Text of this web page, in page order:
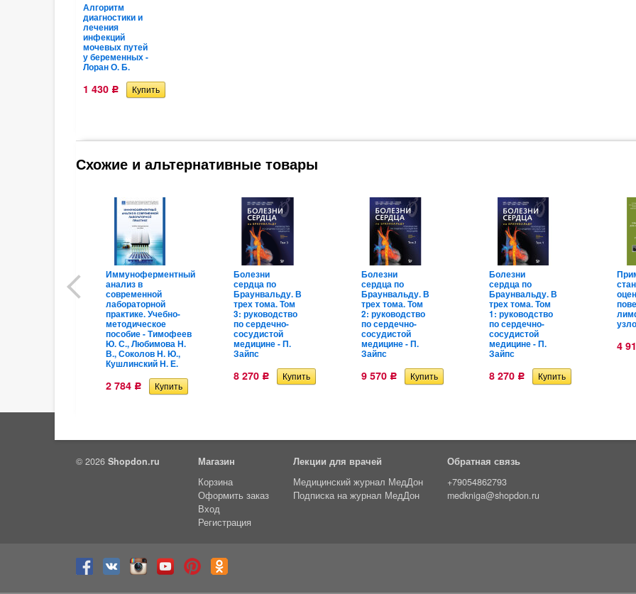
Алгоритм
диагностики и
лечения
инфекций
мочевых путей
у беременных -
Лоран О. Б.
1 430 Р
Схожие и альтернативные товары
Иммуноферментный
анализ в
современной
лабораторной
практике. Учебно-
методическое
пособие - Тимофеев
Ю. С., Любимова Н.
В., Соколов Н. Ю.,
Кушлинский Н. Е.
2 784 Р
Болезни
сердца по
Браунвальду. В
трех тома. Том
3: руководство
по сердечно-
сосудистой
медицине - П.
Зайпс
8 270 Р
Болезни
сердца по
Браунвальду. В
трех тома. Том
2: руководство
по сердечно-
сосудистой
медицине - П.
Зайпс
9 570 Р
Болезни
сердца по
Браунвальду. В
трех тома. Том
1: руководство
по сердечно-
сосудистой
медицине - П.
Зайпс
8 270 Р
4
© 2026 Shopdon.ru
Магазин
Корзина
Оформить заказ
Вход
Регистрация
Лекции для врачей
Медицинский журнал МедДон
Подписка на журнал МедДон
Обратная связь
+79054862793
medkniga@shopdon.ru